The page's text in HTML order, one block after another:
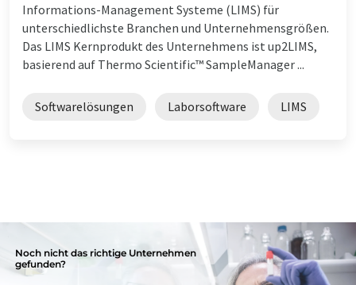
Informations-Management Systeme (LIMS) für
unterschiedlichste Branchen und Unternehmensgrößen.
Das LIMS Kernprodukt des Unternehmens ist up2LIMS,
basierend auf Thermo Scientific™ SampleManager ...
Softwarelösungen Laborsoftware LIMS
Noch nicht das richtige Unternehmen
gefunden?